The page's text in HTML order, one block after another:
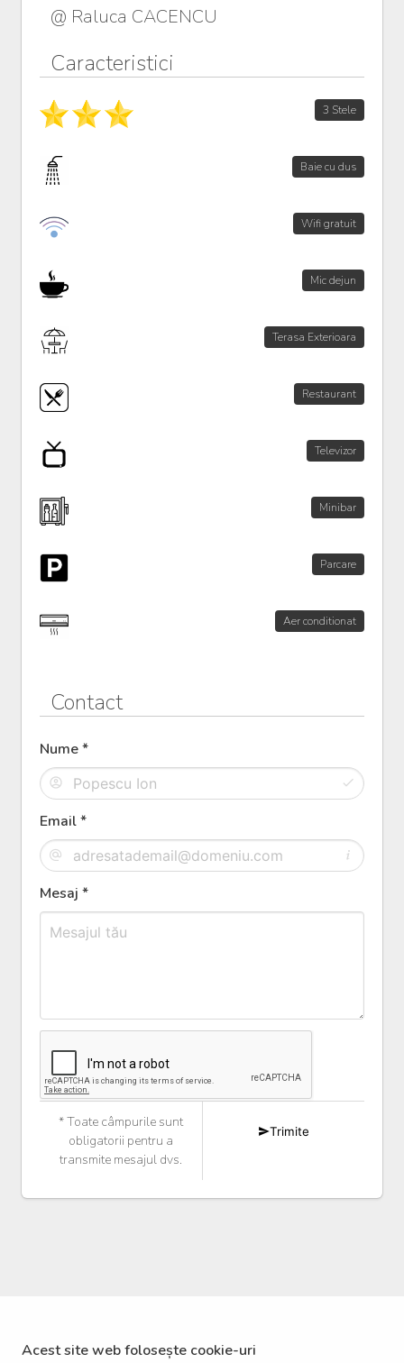
@ Raluca CACENCU
Caracteristici
3 Stele
Baie cu dus
Wifi gratuit
Mic dejun
Terasa Exterioara
Restaurant
Televizor
Minibar
Parcare
Aer conditionat
Contact
Nume *
Email *
Mesaj *
* Toate câmpurile sunt
obligatorii pentru a
transmite mesajul dvs.
Trimite
Acest site web folosește cookie-uri